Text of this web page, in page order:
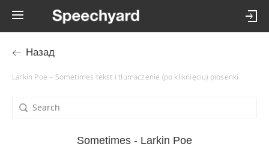
Назад
Larkin Poe – Sometimes tekst i tłumaczenie (po kliknięciu) piosenki
Sometimes - Larkin Poe